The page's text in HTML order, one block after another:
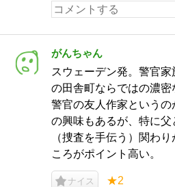
がんちゃん
スウェーデン発。警官家
の田舎町ならではの濃
警官の友人作家という
の興味もあるが、特に
（捜査を手伝う）関わ
ころがポイント高い。
ナイス ★2